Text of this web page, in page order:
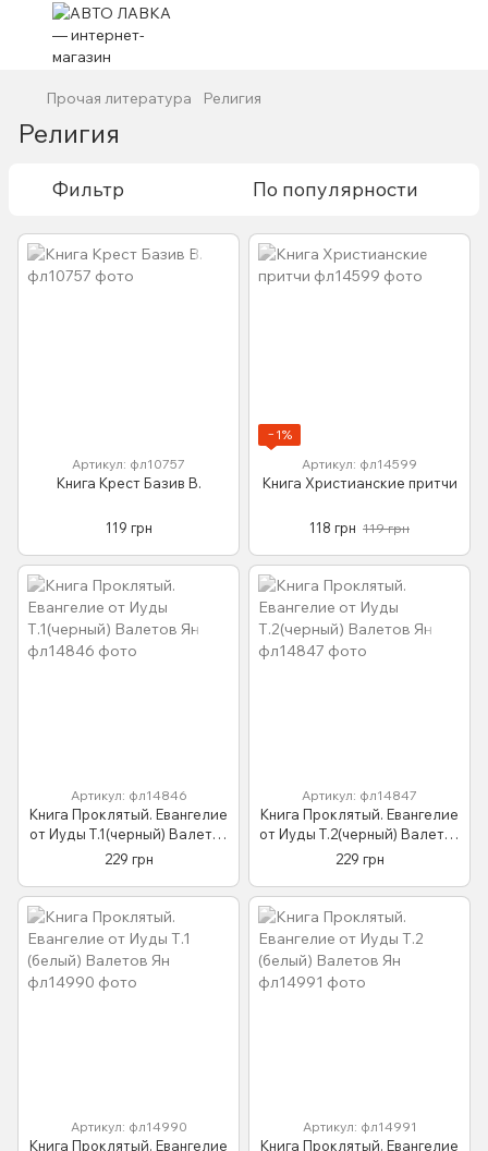
Прочая литература Религия
Религия
Фильтр По популярности
Артикул: фл10757
Книга Крест Базив В.
119 грн
−1%
Артикул: фл14599
Книга Христианские притчи
118 грн 119 грн
Артикул: фл14846
Книга Проклятый. Евангелие
от Иуды Т.1(черный) Валетов
Ян
229 грн
Артикул: фл14847
Книга Проклятый. Евангелие
от Иуды Т.2(черный) Валетов
Ян
229 грн
Артикул: фл14990
Книга Проклятый. Евангелие
Артикул: фл14991
Книга Проклятый. Евангелие